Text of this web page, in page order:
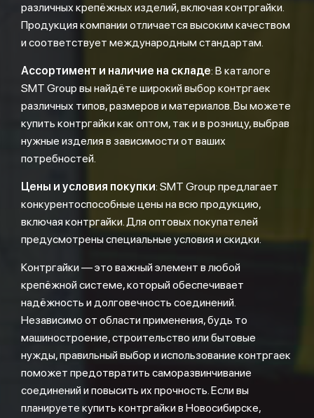
различных крепёжных изделий, включая контргайки.
Продукция компании отличается высоким качеством
и соответствует международным стандартам.
Ассортимент и наличие на складе: В каталоге
SMT Group вы найдёте широкий выбор контргаек
различных типов, размеров и материалов. Вы можете
купить контргайки как оптом, так и в розницу, выбрав
нужные изделия в зависимости от ваших
потребностей.
Цены и условия покупки: SMT Group предлагает
конкурентоспособные цены на всю продукцию,
включая контргайки. Для оптовых покупателей
предусмотрены специальные условия и скидки.
Контргайки — это важный элемент в любой
крепёжной системе, который обеспечивает
надёжность и долговечность соединений.
Независимо от области применения, будь то
машиностроение, строительство или бытовые
нужды, правильный выбор и использование контргаек
поможет предотвратить саморазвинчивание
соединений и повысить их прочность. Если вы
планируете купить контргайки в Новосибирске,